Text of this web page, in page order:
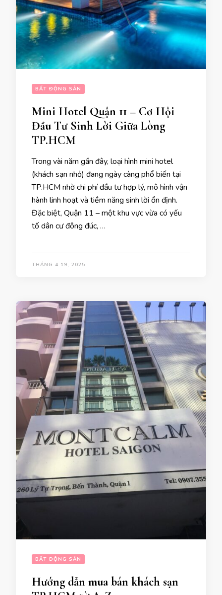
BẤT ĐỘNG SẢN
Mini Hotel Quận 11 – Cơ Hội
Đầu Tư Sinh Lời Giữa Lòng
TP.HCM
Trong vài năm gần đây, loại hình mini hotel
(khách sạn nhỏ) đang ngày càng phổ biến tại
TP.HCM nhờ chi phí đầu tư hợp lý, mô hình vận
hành linh hoạt và tiềm năng sinh lời ổn định.
Đặc biệt, Quận 11 – một khu vực vừa có yếu
tố dân cư đông đúc, …
THÁNG 4 19, 2025
BẤT ĐỘNG SẢN
Hướng dẫn mua bán khách sạn